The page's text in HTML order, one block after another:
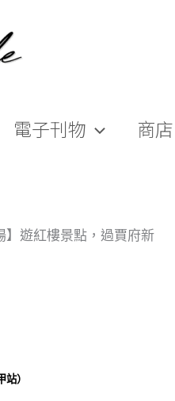
電子刊物 商店
遊紅樓景點，過賈府新
）